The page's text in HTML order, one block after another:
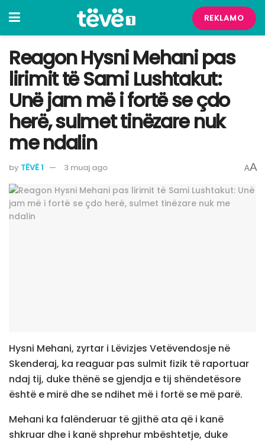
REKLAMO
Reagon Hysni Mehani pas
lirimit të Sami Lushtakut:
Unë jam më i fortë se çdo
herë, sulmet tinëzare nuk
me ndalin
by TËVË 1 3 muaj ago AA
Hysni Mehani, zyrtar i Lëvizjes Vetëvendosje në
Skenderaj, ka reaguar pas sulmit fizik të raportuar
ndaj tij, duke thënë se gjendja e tij shëndetësore
është e mirë dhe se ndihet më i fortë se më parë.
Mehani ka falënderuar të gjithë ata që i kanë
shkruar dhe i kanë shprehur mbështetje, duke